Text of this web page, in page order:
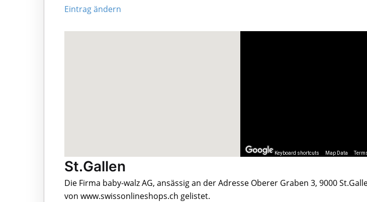
Eintrag ändern
Keyboard shortcuts Map Data
St.Gallen
Die Firma baby-walz AG, ansässig an der Adresse Oberer Graben 3, 9000
von www.swissonlineshops.ch gelistet.